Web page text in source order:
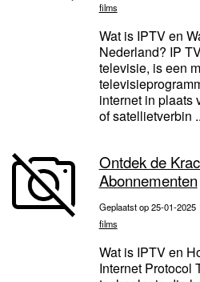
films
Wat is IPTV en
Nederland? IP
televisie, is een
internet in plaats
of satellietverbin
Ontdek de
Abonnementen
Geplaatst op 25-01-2025
films
Wat is IPTV en
Internet Protocol